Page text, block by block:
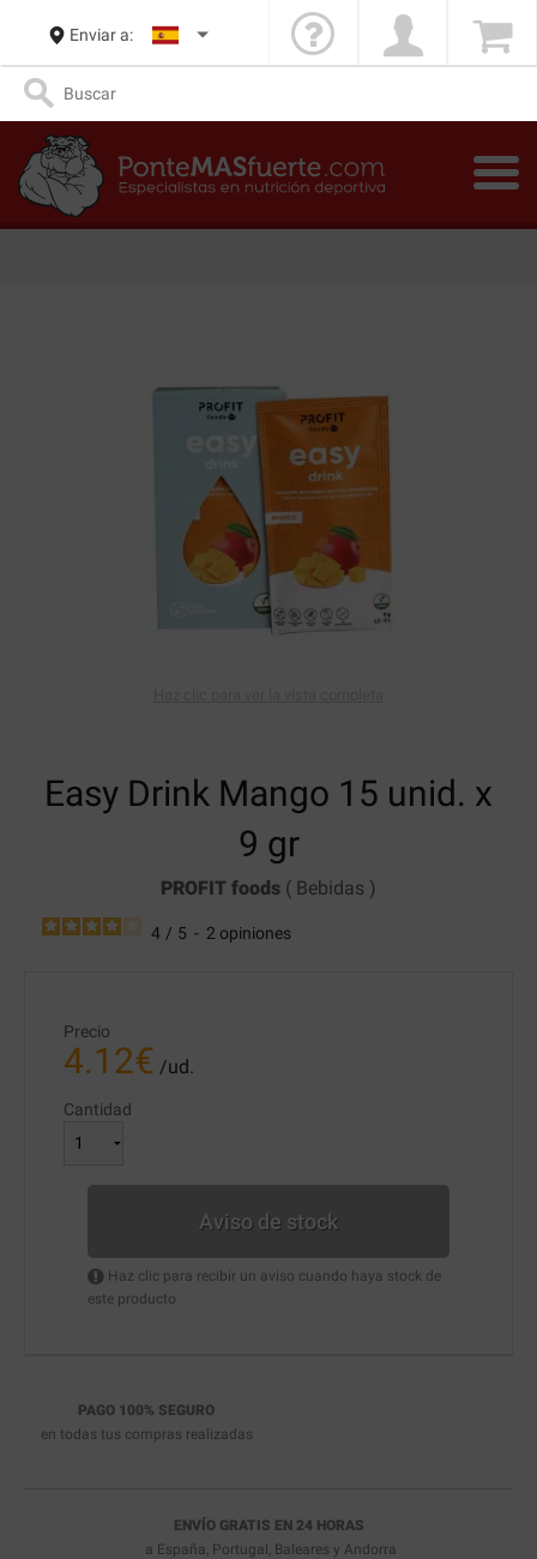
Enviar a:
Easy Drink Mango 15 unid. x
9 gr
PROFIT foods ( Bebidas )
4 / 5 - 2 opiniones
Precio
4.12€ /ud.
Cantidad
Aviso de stock
Haz clic para recibir un aviso cuando haya stock de
este producto
PAGO 100% SEGURO
en todas tus compras realizadas
ENVÍO GRATIS EN 24 HORAS
a España, Portugal, Baleares y Andorra